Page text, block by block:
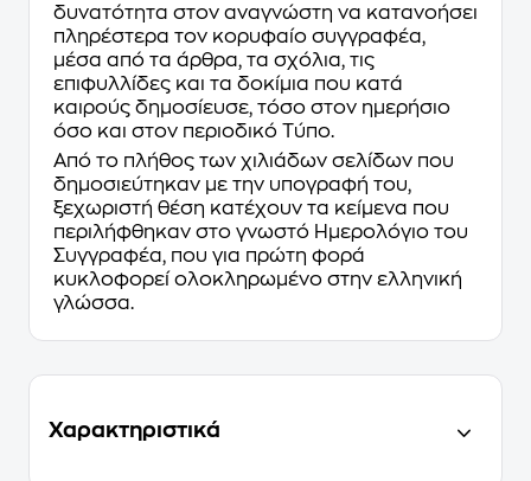
δυνατότητα στον αναγνώστη να κατανοήσει
πληρέστερα τον κορυφαίο συγγραφέα,
μέσα από τα άρθρα, τα σχόλια, τις
επιφυλλίδες και τα δοκίμια που κατά
καιρούς δημοσίευσε, τόσο στον ημερήσιο
όσο και στον περιοδικό Τύπο.
Από το πλήθος των χιλιάδων σελίδων που
δημοσιεύτηκαν με την υπογραφή του,
ξεχωριστή θέση κατέχουν τα κείμενα που
περιλήφθηκαν στο γνωστό Ημερολόγιο του
Συγγραφέα, που για πρώτη φορά
κυκλοφορεί ολοκληρωμένο στην ελληνική
γλώσσα.
Χαρακτηριστικά